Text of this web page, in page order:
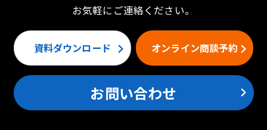
お気軽にご連絡ください。
資料ダウンロード オンライン商談予約
お問い合わせ